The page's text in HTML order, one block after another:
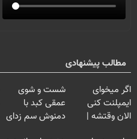
مطالب پیشنهادی
اگر میخوای
ایمپلنت کنی
الان وقتشه |
شست و شوی
عمقی کبد با
دمنوش سم زدای